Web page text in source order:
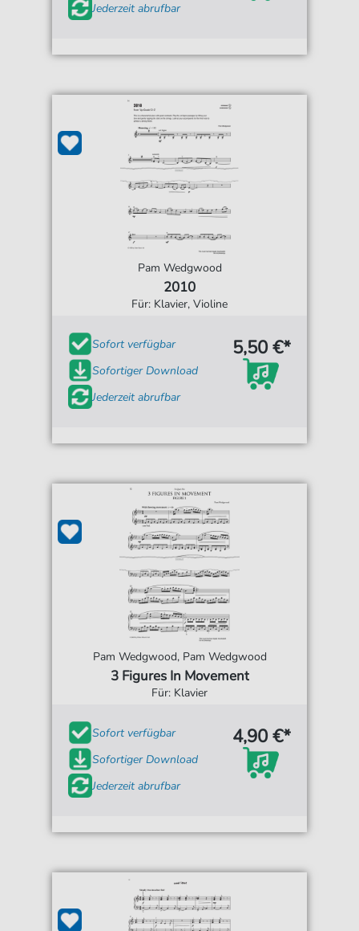
Jederzeit abrufbar
Pam Wedgwood
2010
Für: Klavier, Violine
Sofort verfügbar
Sofortiger Download
Jederzeit abrufbar
5,50 €*
Pam Wedgwood, Pam Wedgwood
3 Figures In Movement
Für: Klavier
Sofort verfügbar
Sofortiger Download
Jederzeit abrufbar
4,90 €*